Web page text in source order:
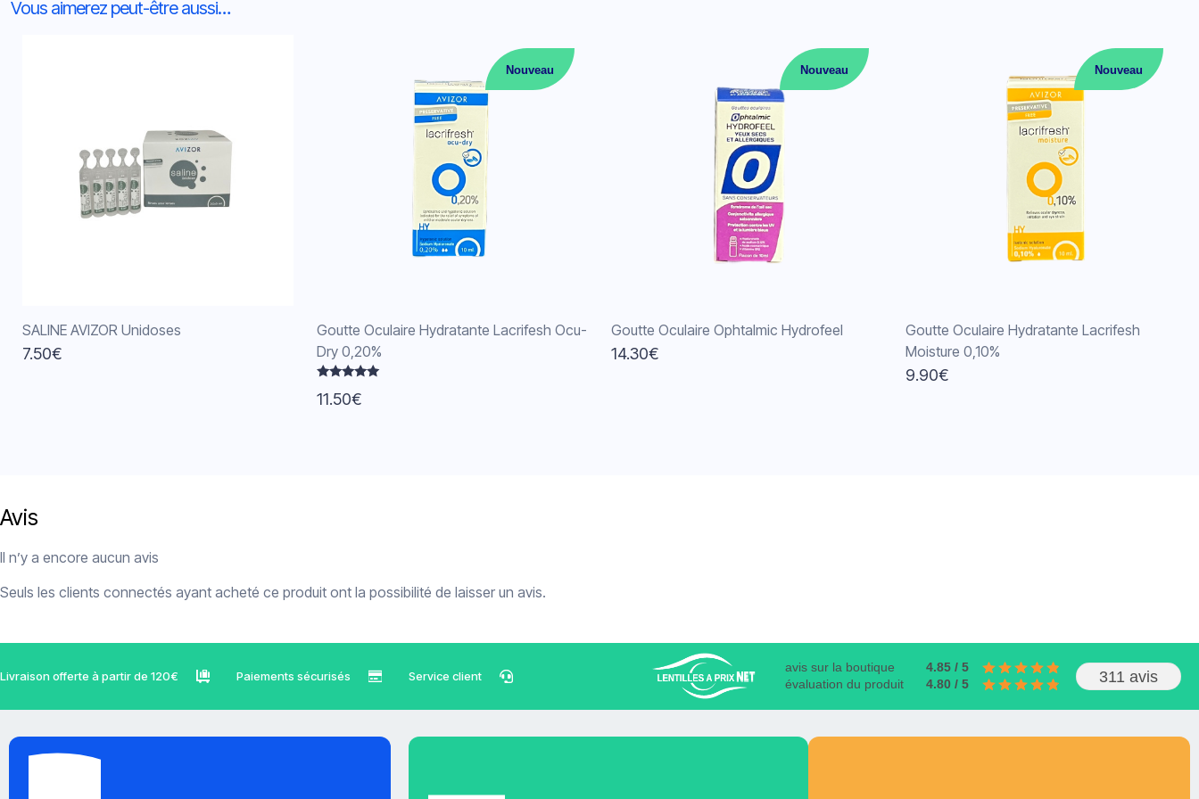
Vous aimerez peut-être aussi…
SALINE AVIZOR Unidoses
7.50€
Nouveau
Goutte Oculaire Hydratante Lacrifesh Ocu-
Dry 0,20%
5.00
11.50€
Nouveau
Goutte Oculaire Ophtalmic Hydrofeel
14.30€
Nouveau
Goutte Oculaire Hydratante Lacrifesh
Moisture 0,10%
9.90€
Avis
Il n’y a encore aucun avis
Seuls les clients connectés ayant acheté ce produit ont la possibilité de laisser un avis.
Livraison offerte à partir de 120€ Paiements sécurisés Service client
avis sur la boutique
4.85 / 5
évaluation du produit
4.80 / 5 311 avis